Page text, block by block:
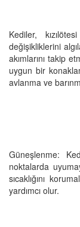
Kediler,
değişikliklerini
akımlarını takip
uygun bir
avlanma ve
Güneşlenme:
noktalarda
sıcaklığını
yardımcı olur.